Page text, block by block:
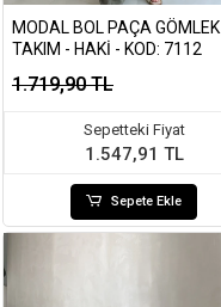
MODAL BOL PAÇA GÖMLEK
TAKIM - HAKI - KOD: 7112
1.719,90 TL
Sepetteki Fiyat
1.547,91 TL
Sepete Ekle